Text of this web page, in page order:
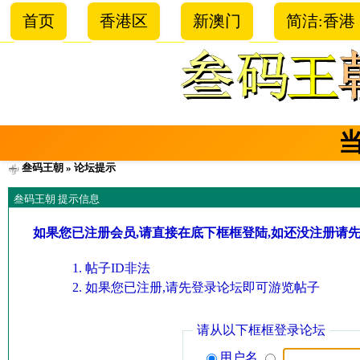
首页 香港区 新澳门 简洁:香港
叁码王朝 » 论坛提示
叁码王朝 提示信息
如果您已注册会员,请直接在底下框框登陆,如还没注册请
帖子ID非法
如果您已注册,请先登录论坛即可游览帖子
请从以下框框登录论坛
用户名